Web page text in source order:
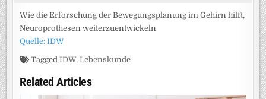
Wie die Erforschung der Bewegungsplanung im Gehirn hilft,
Neuroprothesen weiterzuentwickeln
Quelle: IDW
TaggedIDW,Lebenskunde
Related Articles